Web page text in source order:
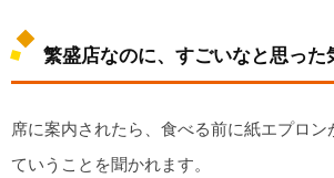
繁盛店なのに、すごいなと思った
席に案内されたら、食べる前に紙エプロン
ていうことを聞かれます。